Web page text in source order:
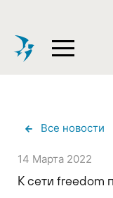
Все новости
14 Марта 2022
К сети freedom